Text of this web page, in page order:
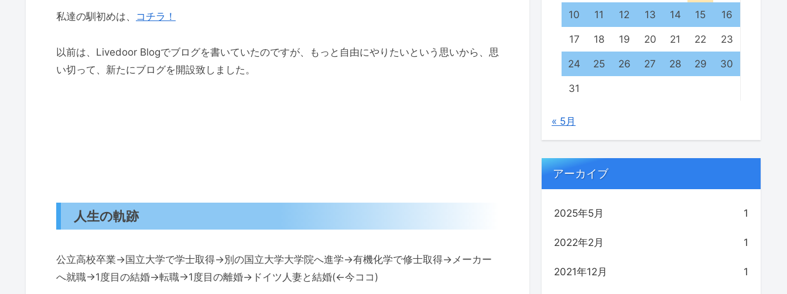
私達の馴初めは、 コチラ！
以前は、Livedoor Blogでブログを書いていたのですが、もっと自由にやりたいという思いから、思
い切って、新たにブログを開設致しました。
人生の軌跡
公立高校卒業→国立大学で学士取得→別の国立大学大学院へ進学→有機化学で修士取得→メーカー
へ就職→1度目の結婚→転職→1度目の離婚→ドイツ人妻と結婚(←今ココ)
10 11 12 13 14 15 16
17 18 19 20 21 22 23
24 25 26 27 28 29 30
31
« 5月
アーカイブ
2025年5月 1
2022年2月 1
2021年12月 1